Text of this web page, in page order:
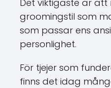
Det viktigaste är att
groomingstil som
som passar ens
personlighet.
För tjejer som
finns det idag